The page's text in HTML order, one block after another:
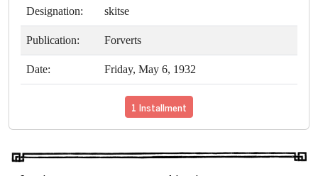
Designation: skitse
Publication: Forverts
Date: Friday, May 6, 1932
1 Installment